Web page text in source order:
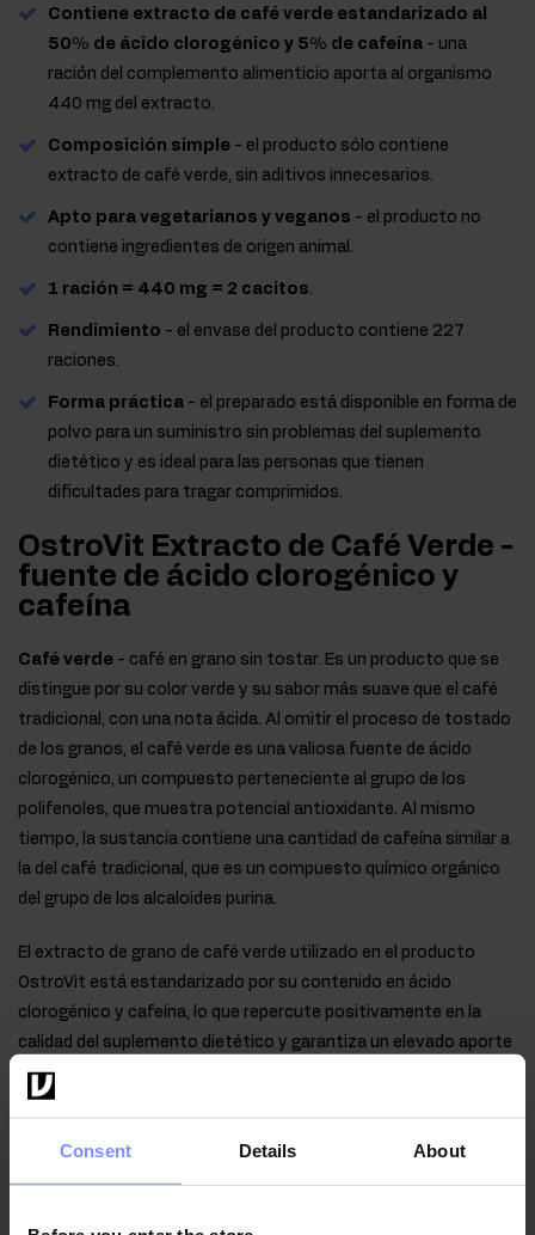
Consent Details About
Contiene extracto de café verde estandarizado al
50% de ácido clorogénico y 5% de cafeína - una
ración del complemento alimenticio aporta al organismo
440 mg del extracto.
Composición simple - el producto sólo contiene
extracto de café verde, sin aditivos innecesarios.
Apto para vegetarianos y veganos - el producto no
contiene ingredientes de origen animal.
1 ración = 440 mg = 2 cacitos.
Rendimiento - el envase del producto contiene 227
raciones.
Forma práctica - el preparado está disponible en forma de
polvo para un suministro sin problemas del suplemento
dietético y es ideal para las personas que tienen
dificultades para tragar comprimidos.
OstroVit Extracto de Café Verde -
fuente de ácido clorogénico y
cafeína
Café verde - café en grano sin tostar. Es un producto que se
distingue por su color verde y su sabor más suave que el café
tradicional, con una nota ácida. Al omitir el proceso de tostado
de los granos, el café verde es una valiosa fuente de ácido
clorogénico, un compuesto perteneciente al grupo de los
polifenoles, que muestra potencial antioxidante. Al mismo
tiempo, la sustancia contiene una cantidad de cafeína similar a
la del café tradicional, que es un compuesto químico orgánico
del grupo de los alcaloides purina.
El extracto de grano de café verde utilizado en el producto
OstroVit está estandarizado por su contenido en ácido
clorogénico y cafeína, lo que repercute positivamente en la
calidad del suplemento dietético y garantiza un elevado aporte
de valiosos compuestos en cada porción.